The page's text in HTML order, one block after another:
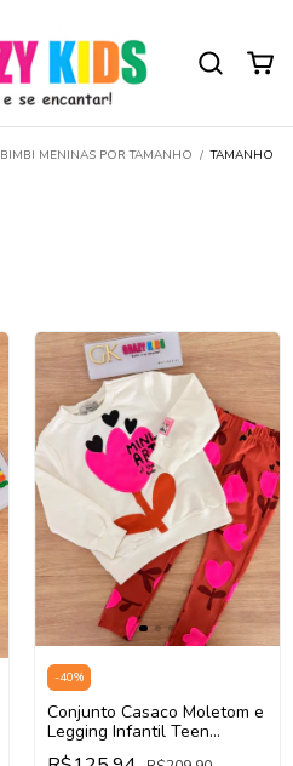
BIMBI MENINAS POR TAMANHO / TAMANHO
-40%
Conjunto Casaco Moletom e
Legging Infantil Teen
Menina Bimbi FB091 (Off